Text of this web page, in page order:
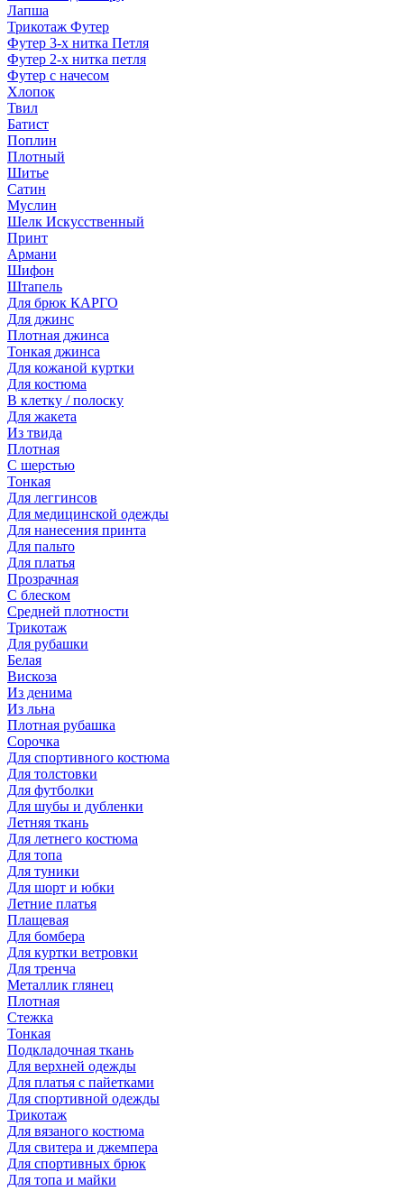
Лапша
Трикотаж Футер
Футер 3-х нитка Петля
Футер 2-х нитка петля
Футер с начесом
Хлопок
Твил
Батист
Поплин
Плотный
Шитье
Сатин
Муслин
Шелк Искусственный
Принт
Армани
Шифон
Штапель
Для брюк КАРГО
Для джинс
Плотная джинса
Тонкая джинса
Для кожаной куртки
Для костюма
В клетку / полоску
Для жакета
Из твида
Плотная
С шерстью
Тонкая
Для леггинсов
Для медицинской одежды
Для нанесения принта
Для пальто
Для платья
Прозрачная
С блеском
Средней плотности
Трикотаж
Для рубашки
Белая
Вискоза
Из денима
Из льна
Плотная рубашка
Сорочка
Для спортивного костюма
Для толстовки
Для футболки
Для шубы и дубленки
Летняя ткань
Для летнего костюма
Для топа
Для туники
Для шорт и юбки
Летние платья
Плащевая
Для бомбера
Для куртки ветровки
Для тренча
Металлик глянец
Плотная
Стежка
Тонкая
Подкладочная ткань
Для верхней одежды
Для платья с пайетками
Для спортивной одежды
Трикотаж
Для вязаного костюма
Для свитера и джемпера
Для спортивных брюк
Для топа и майки